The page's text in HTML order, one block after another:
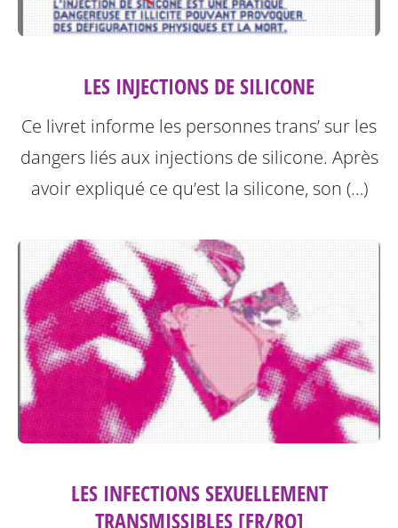
LES INJECTIONS DE SILICONE
Ce livret informe les personnes trans’ sur les
dangers liés aux injections de silicone. Après
avoir expliqué ce qu’est la silicone, son (…)
LES INFECTIONS SEXUELLEMENT
TRANSMISSIBLES [FR/RO]